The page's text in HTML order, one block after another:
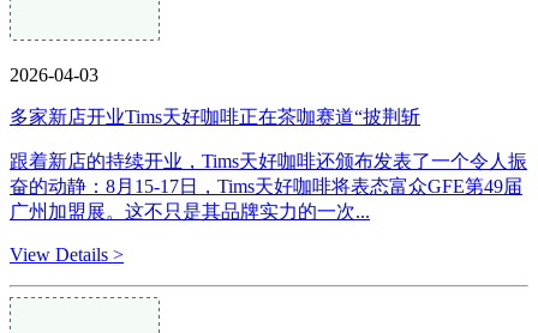
2026-04-03
多家新店开业Tims天好咖啡正在茶咖赛道“披荆斩
跟着新店的持续开业，Tims天好咖啡还颁布发表了一个令人振
奋的动静：8月15-17日，Tims天好咖啡将表态富众GFE第49届
广州加盟展。这不只是其品牌实力的一次...
View Details >